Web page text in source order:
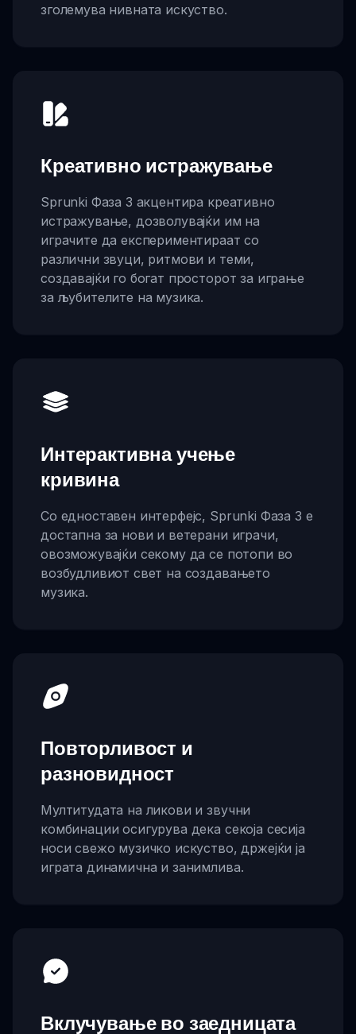
зголемува нивната искуство.
Креативно истражување
Sprunki Фаза 3 акцентира креативно
истражување, дозволувајќи им на
играчите да експериментираат со
различни звуци, ритмови и теми,
создавајќи го богат просторот за играње
за љубителите на музика.
Интерактивна учење
кривина
Со едноставен интерфејс, Sprunki Фаза 3 е
достапна за нови и ветерани играчи,
овозможувајќи секому да се потопи во
возбудливиот свет на создавањето
музика.
Повторливост и
разновидност
Мултитудата на ликови и звучни
комбинации осигурува дека секоја сесија
носи свежо музичко искуство, држејќи ја
играта динамична и занимлива.
Вклучување во заедницата